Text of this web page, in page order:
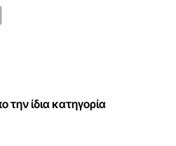
πορσελάνης και
Email
την ίδια κατηγορία